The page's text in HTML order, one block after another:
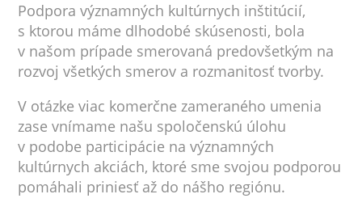
Podpora významných kultúrnych inštitúcií,
s ktorou máme dlhodobé skúsenosti, bola
v našom prípade smerovaná predovšetkým na
rozvoj všetkých smerov a rozmanitosť tvorby.
V otázke viac komerčne zameraného umenia
zase vnímame našu spoločenskú úlohu
v podobe participácie na významných
kultúrnych akciách, ktoré sme svojou podporou
pomáhali priniesť až do nášho regiónu.